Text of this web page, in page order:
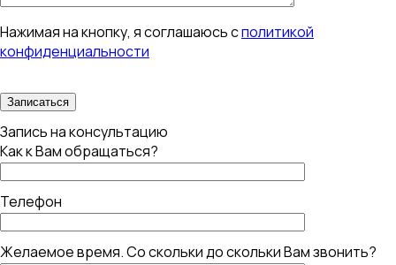
Нажимая на кнопку, я соглашаюсь сполитикой
конфиденциальности
Запись на консультацию
Как к Вам обращаться?
Телефон
Желаемое время. Со скольки до скольки Вам звонить?